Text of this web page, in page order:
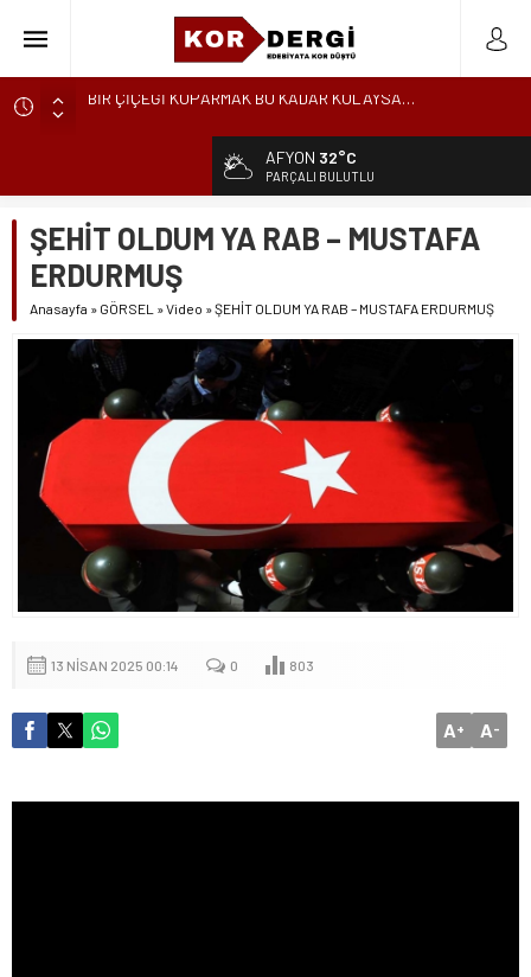
KÜRESEL ENGEREK
YUVANIN TA KENDİSİ
KARALAMALAR
SÖZDE KALANLAR
LEYLA, AŞKIN ÖZNESİDİR
YIKILMAYAN GENÇLİK
BAHÇEDEKİ YABANCI
BİR ÇİÇEĞİ KOPARMAK BU KADAR KOLAYSA…
AFYON 32°C
PARÇALI BULUTLU
ŞEHİT OLDUM YA RAB – MUSTAFA
ERDURMUŞ
Anasayfa » GÖRSEL »Video »ŞEHİT OLDUM YA RAB – MUSTAFA ERDURMUŞ
13 NISAN 2025 00:14 0 803
A+ A-